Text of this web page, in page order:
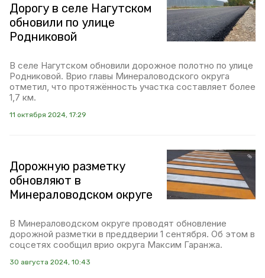
Дорогу в селе Нагутском
обновили по улице
Родниковой
В селе Нагутском обновили дорожное полотно по улице
Родниковой. Врио главы Минераловодского округа
отметил, что протяжённость участка составляет более
1,7 км.
11 октября 2024, 17:29
Дорожную разметку
обновляют в
Минераловодском округе
В Минераловодском округе проводят обновление
дорожной разметки в преддверии 1 сентября. Об этом в
соцсетях сообщил врио округа Максим Гаранжа.
30 августа 2024, 10:43